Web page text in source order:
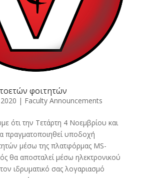
φοιτητών
| Faculty Announcements
ότι την Τετάρτη 4 Νοεμβρίου και
πραγματοποιηθεί υποδοχή
μέσω της πλατφόρμας MS-
θα αποσταλεί μέσω ηλεκτρονικού
ιδρυματικό σας λογαριασμό